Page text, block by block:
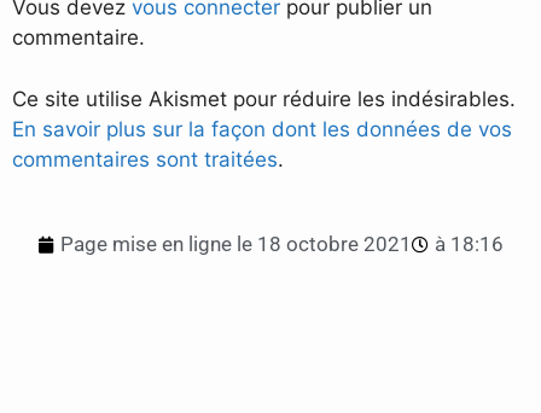
Vous devez vous connecter pour publier un
commentaire.
Ce site utilise Akismet pour réduire les indésirables.
En savoir plus sur la façon dont les données de vos
commentaires sont traitées.
Page mise en ligne le 18 octobre 2021 à 18:16